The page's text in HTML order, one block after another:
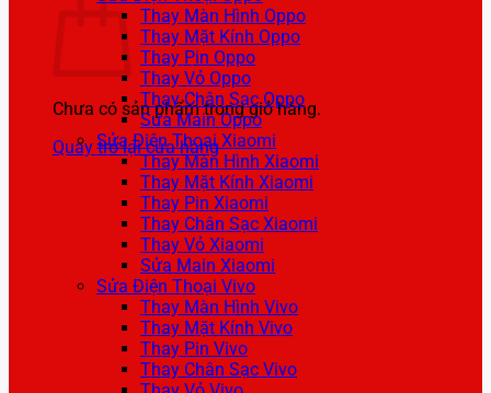
Chưa có sản phẩm trong giỏ hàng.
Quay trở lại cửa hàng
Thay Màn Hình Oppo
Thay Mặt Kính Oppo
Thay Pin Oppo
Thay Vỏ Oppo
Thay Chân Sạc Oppo
Sửa Main Oppo
Sửa Điện Thoại Xiaomi
Thay Màn Hình Xiaomi
Thay Mặt Kính Xiaomi
Thay Pin Xiaomi
Thay Chân Sạc Xiaomi
Thay Vỏ Xiaomi
Sửa Main Xiaomi
Sửa Điện Thoại Vivo
Thay Màn Hình Vivo
Thay Mặt Kính Vivo
Thay Pin Vivo
Thay Chân Sạc Vivo